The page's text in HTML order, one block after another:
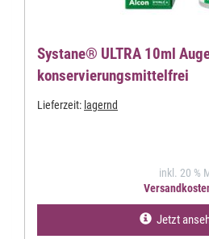
Systane® ULTRA 10ml
konservierungsmittelfrei
Lieferzeit: lagernd
inkl. 20 %
Jetzt